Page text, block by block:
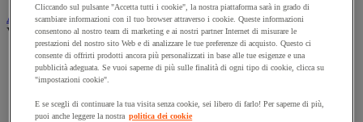
Assorbente industriale
Vedi tutte le categorie
Assorbente
Barriera anti-inquinamento e sistema di deviazione delle
perdite
Contenitore e solvente per sgrassaggio
Cliccando sul pulsante "Accetta tutti i cookie", la nostra piattaforma sarà in grado di
scambiare informazioni con il tuo browser attraverso i cookie. Queste informazioni
consentono al nostro team di marketing e ai nostri partner Internet di misurare le
prestazioni del nostro sito Web e di analizzare le tue preferenze di acquisto. Questo ci
consente di offrirti prodotti ancora più personalizzati in base alle tue esigenze e una
pubblicità adeguata. Se vuoi saperne di più sulle finalità di ogni tipo di cookie, clicca su
"impostazioni cookie".
E se scegli di continuare la tua visita senza cookie, sei libero di farlo! Per saperne di più,
puoi anche leggere la nostra politica dei cookie